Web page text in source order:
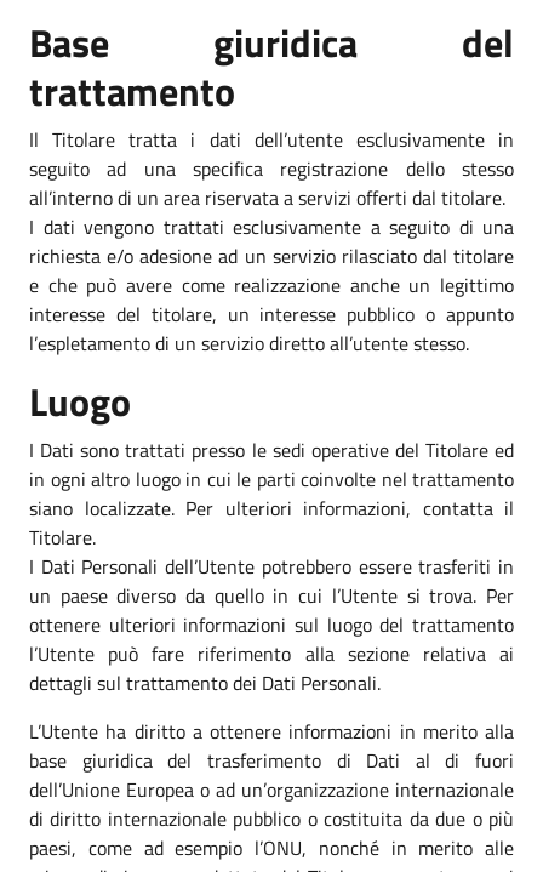
Base giuridica del
trattamento
Il Titolare tratta i dati dell’utente esclusivamente in
seguito ad una specifica registrazione dello stesso
all’interno di un area riservata a servizi offerti dal titolare.
I dati vengono trattati esclusivamente a seguito di una
richiesta e/o adesione ad un servizio rilasciato dal titolare
e che può avere come realizzazione anche un legittimo
interesse del titolare, un interesse pubblico o appunto
l’espletamento di un servizio diretto all’utente stesso.
Luogo
I Dati sono trattati presso le sedi operative del Titolare ed
in ogni altro luogo in cui le parti coinvolte nel trattamento
siano localizzate. Per ulteriori informazioni, contatta il
Titolare.
I Dati Personali dell’Utente potrebbero essere trasferiti in
un paese diverso da quello in cui l’Utente si trova. Per
ottenere ulteriori informazioni sul luogo del trattamento
l’Utente può fare riferimento alla sezione relativa ai
dettagli sul trattamento dei Dati Personali.
L’Utente ha diritto a ottenere informazioni in merito alla
base giuridica del trasferimento di Dati al di fuori
dell’Unione Europea o ad un’organizzazione internazionale
di diritto internazionale pubblico o costituita da due o più
paesi, come ad esempio l’ONU, nonché in merito alle